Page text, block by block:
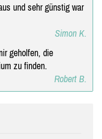
und sehr günstig war
Simon K.
geholfen, die
zu finden.
Robert B.